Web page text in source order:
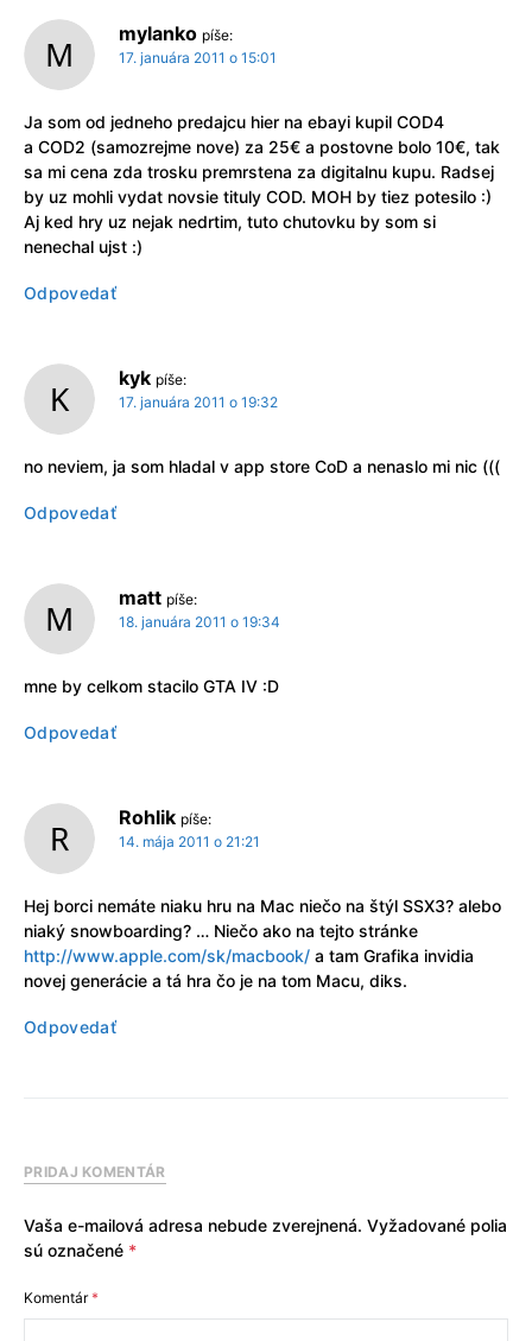
mylanko píše:
17. januára 2011 o 15:01
Ja som od jedneho predajcu hier na ebayi kupil COD4
a COD2 (samozrejme nove) za 25€ a postovne bolo 10€, tak
sa mi cena zda trosku premrstena za digitalnu kupu. Radsej
by uz mohli vydat novsie tituly COD. MOH by tiez potesilo :)
Aj ked hry uz nejak nedrtim, tuto chutovku by som si
nenechal ujst :)
Odpovedať
kyk píše:
17. januára 2011 o 19:32
no neviem, ja som hladal v app store CoD a nenaslo mi nic (((
Odpovedať
matt píše:
18. januára 2011 o 19:34
mne by celkom stacilo GTA IV :D
Odpovedať
Rohlik píše:
14. mája 2011 o 21:21
Hej borci nemáte niaku hru na Mac niečo na štýl SSX3? alebo
niaký snowboarding? … Niečo ako na tejto stránke
http://www.apple.com/sk/macbook/ a tam Grafika invidia
novej generácie a tá hra čo je na tom Macu, diks.
Odpovedať
PRIDAJ KOMENTÁR
Vaša e-mailová adresa nebude zverejnená. Vyžadované polia
sú označené *
Komentár*